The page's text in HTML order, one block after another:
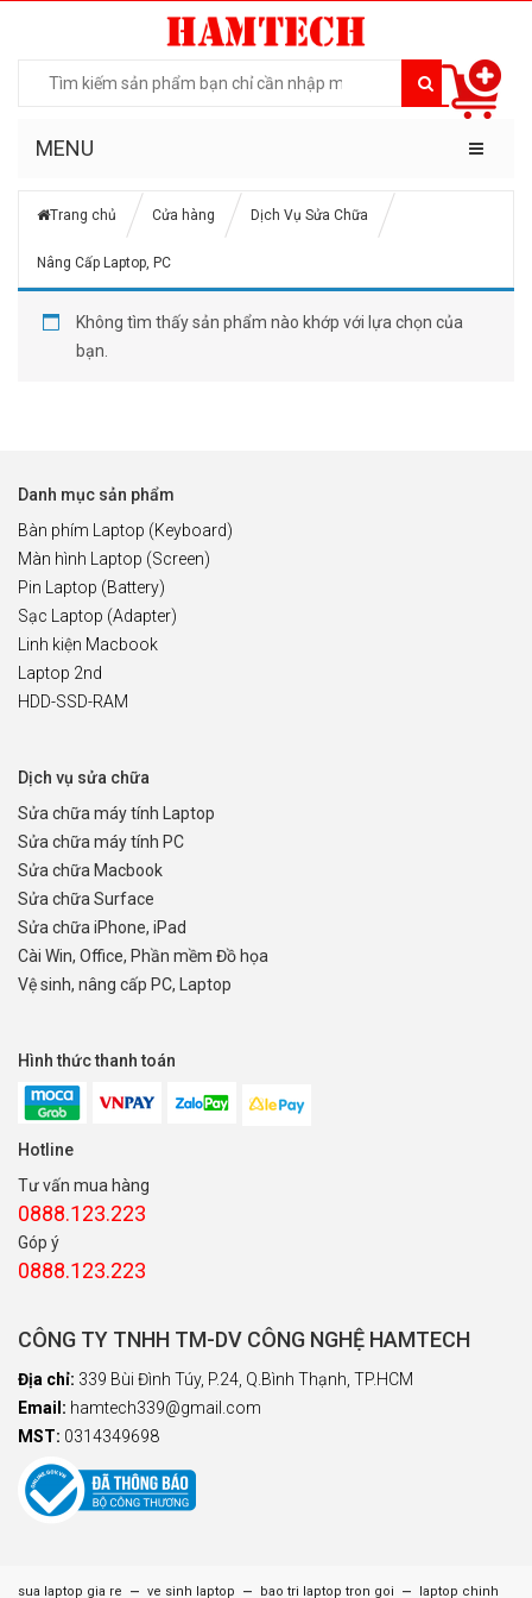
MENU
Trang chủ Cửa hàng Dịch Vụ Sửa Chữa
Nâng Cấp Laptop, PC
Không tìm thấy sản phẩm nào khớp với lựa chọn của
bạn.
Danh mục sản phẩm
Bàn phím Laptop (Keyboard)
Màn hình Laptop (Screen)
Pin Laptop (Battery)
Sạc Laptop (Adapter)
Linh kiện Macbook
Laptop 2nd
HDD-SSD-RAM
Dịch vụ sửa chữa
Sửa chữa máy tính Laptop
Sửa chữa máy tính PC
Sửa chữa Macbook
Sửa chữa Surface
Sửa chữa iPhone, iPad
Cài Win, Office, Phần mềm Đồ họa
Vệ sinh, nâng cấp PC, Laptop
Hình thức thanh toán
Hotline
Tư vấn mua hàng
0888.123.223
Góp ý
0888.123.223
CÔNG TY TNHH TM-DV CÔNG NGHỆ HAMTECH
Địa chỉ: 339 Bùi Đình Túy, P.24, Q.Bình Thạnh, TP.HCM
Email: hamtech339@gmail.com
MST: 0314349698
sua laptop gia re – ve sinh laptop – bao tri laptop tron goi – laptop chinh